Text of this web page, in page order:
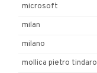
microsoft
milan
milano
mollica pietro tindaro